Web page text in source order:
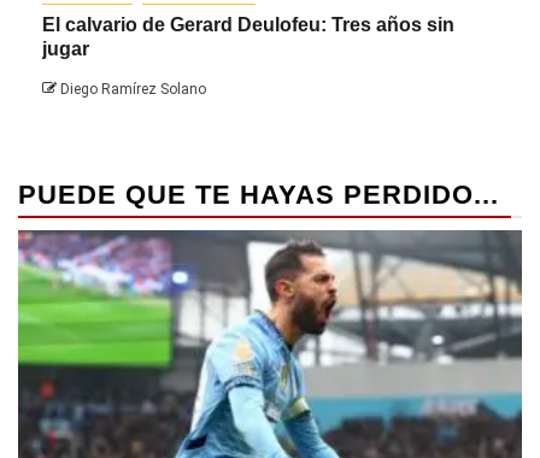
El calvario de Gerard Deulofeu: Tres años sin
jugar
Diego Ramírez Solano
PUEDE QUE TE HAYAS PERDIDO...